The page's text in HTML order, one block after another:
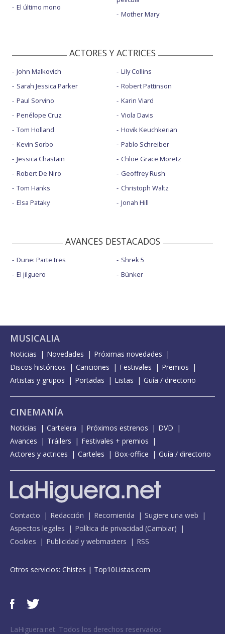
El último mono
Mother Mary
ACTORES Y ACTRICES
John Malkovich
Sarah Jessica Parker
Paul Sorvino
Penélope Cruz
Tom Holland
Kevin Sorbo
Jessica Chastain
Robert De Niro
Tom Hanks
Elsa Pataky
Lily Collins
Robert Pattinson
Karin Viard
Viola Davis
Hovik Keuchkerian
Pablo Schreiber
Chloë Grace Moretz
Geoffrey Rush
Christoph Waltz
Jonah Hill
AVANCES DESTACADOS
Dune: Parte tres
El jilguero
Shrek 5
Búnker
MUSICALIA
Noticias Novedades
Próximas novedades
Discos históricos
Canciones Festivales
Premios
Artistas y grupos
Portadas Listas Guía / directorio
CINEMANÍA
Noticias Cartelera Próximos estrenos
DVD
Avances
Tráilers
Festivales + premios
Actores y actrices
Carteles Box-office Guía / directorio
Contacto Redacción Recomienda
Sugiere una web
Aspectos legales
Política de privacidad (Cambiar)
Cookies
Publicidad y webmasters RSS
Otros servicios: Chistes | Top10Listas.com
LaHiguera.net. Todos los derechos reservados